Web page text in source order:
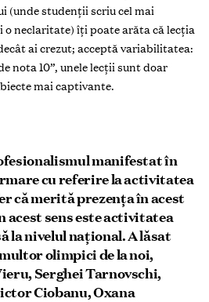
(unde studenții scriu cel mai
neclaritate) îți poate arăta că lecția
ai crezut; acceptă variabilitatea:
nota 10”, unele lecții sunt doar
mai captivante.
manifestat în
cu referire la activitatea
că merită prezența în acest
sens este activitatea
la nivelul național. A lăsat
olimpici de la noi,
Serghei Tarnovschi,
Ciobanu, Oxana